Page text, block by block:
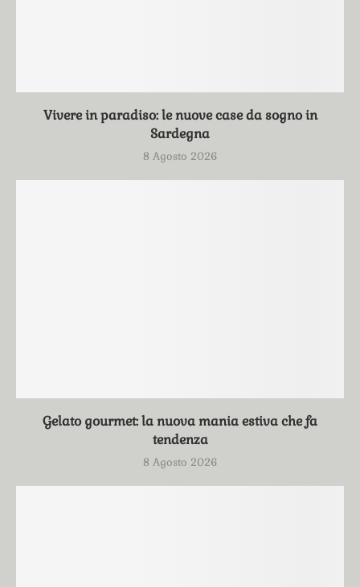
Vivere in paradiso: le nuove case da sogno in
Sardegna
8 Agosto 2026
Gelato gourmet: la nuova mania estiva che fa
tendenza
8 Agosto 2026